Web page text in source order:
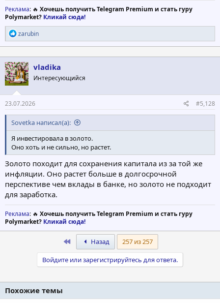
Реклама: 🔥 Хочешь получить Telegram Premium и стать гуру
Polymarket? Кликай сюда!
Р
е
а
к
ц
и
и
:
zarubin
vladika
Интересующийся
23.07.2026 #5,128
Sovetka написал(а):
Я инвестировала в золото.
Оно хоть и не сильно, но растет.
Золото походит для сохранения капитала из за той же
инфляции. Оно растет больше в долгосрочной
перспективе чем вклады в банке, но золото не подходит
для заработка.
Реклама: 🔥 Хочешь получить Telegram Premium и стать гуру
Polymarket? Кликай сюда!
First Назад 257 из 257
Войдите или зарегистрируйтесь для ответа.
Похожие темы